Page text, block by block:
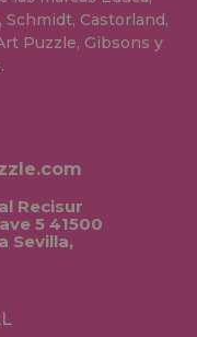
Castorland,
Puzzle, Gibsons y
Recisur
5 41500
Sevilla,